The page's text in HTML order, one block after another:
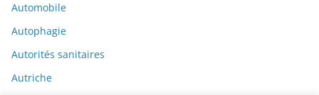
Automobile
Autophagie
Autorités sanitaires
Autriche